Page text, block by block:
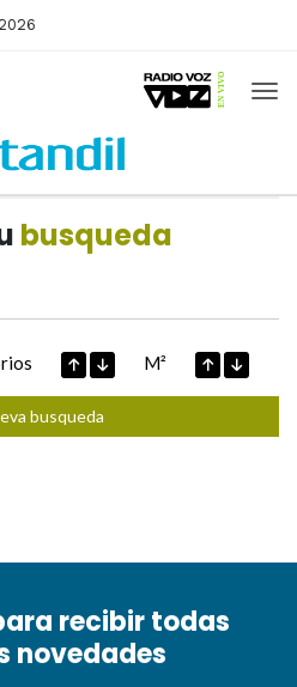
busqueda
M²
busqueda
recibir todas
novedades